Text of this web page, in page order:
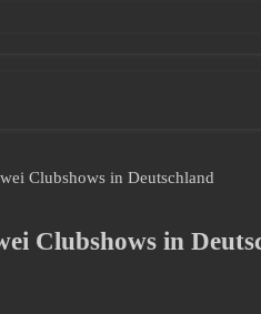
Clubshows in Deutschland
Clubshows in